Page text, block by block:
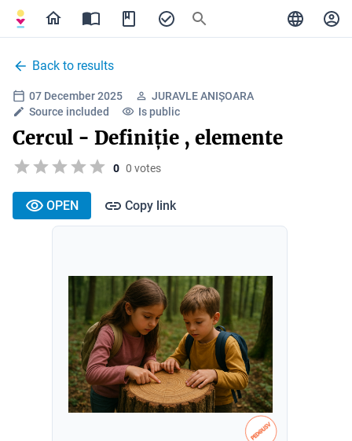
Back to results
07 December 2025
JURAVLE ANIȘOARA
Source included
Is public
Cercul - Definiție , elemente
0 0 votes
OPEN Copy link